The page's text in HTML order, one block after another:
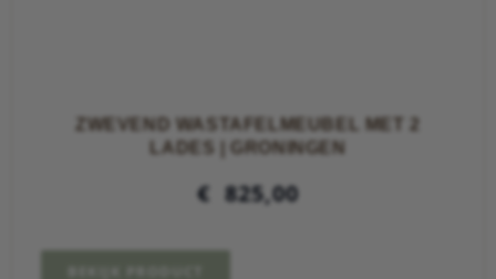
ZWEVEND WASTAFELMEUBEL MET 2
LADES | GRONINGEN
€ 825,00